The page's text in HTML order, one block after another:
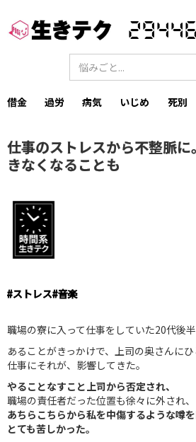
29446
借金 過労 病気 いじめ 死別
仕事のストレスから不整脈
きなくなることも
#ストレス#音楽
職場の寮に入って仕事をしていた20代後半
あることがきっかけで、上司の奥さんにひ
仕事にそれが、影響してきた。
やることなすこと上司から否定され、
職場の責任者だった位置も徐々に外され、
あちらこちらから私を中傷するような噂を
とても苦しかった。